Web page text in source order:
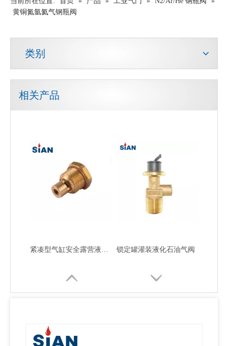
黄铜氮氩氦气钢瓶阀
类别
相关产品
气流控制二氧化碳防火阀
紧凑型气缸安全露营液化石油气阀 锁定罐灌装液化石油气阀